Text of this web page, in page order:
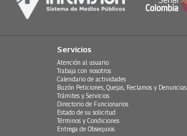
Servicios
Atención al usuario
Trabaja con nosotros
Calendario de actividades
Buzón Peticiones, Quejas, Reclamos y Denuncias
Trámites y Servicios
Directorio de Funcionarios
Estado de su solicitud
Términos y Condiciones
Entrega de Obsequios